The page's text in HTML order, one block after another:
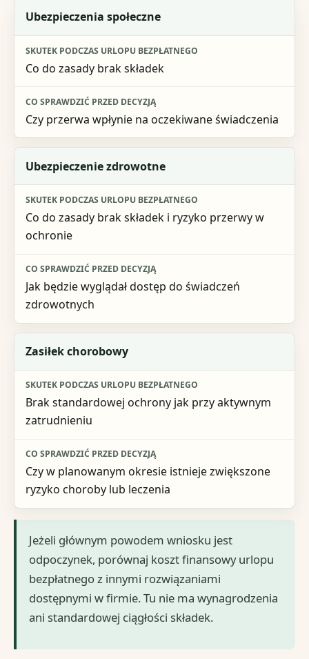
Ubezpieczenia społeczne
Co do zasady brak składek
Czy przerwa wpłynie na oczekiwane świadczenia
Ubezpieczenie zdrowotne
Co do zasady brak składek i ryzyko przerwy w
ochronie
Jak będzie wyglądał dostęp do świadczeń
zdrowotnych
Zasiłek chorobowy
Brak standardowej ochrony jak przy aktywnym
zatrudnieniu
Czy w planowanym okresie istnieje zwiększone
ryzyko choroby lub leczenia
Jeżeli głównym powodem wniosku jest
odpoczynek, porównaj koszt finansowy urlopu
bezpłatnego z innymi rozwiązaniami
dostępnymi w firmie. Tu nie ma wynagrodzenia
ani standardowej ciągłości składek.